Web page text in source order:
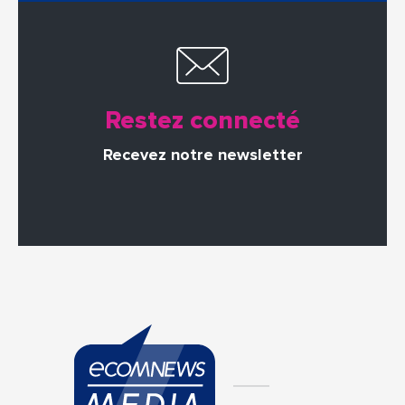
Restez connecté
Recevez notre newsletter